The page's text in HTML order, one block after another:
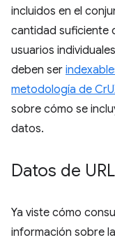
incluidos en el
cantidad suficiente
usuarios
deben ser
metodología de
sobre cómo se
datos.
Datos de
Ya viste cómo
información sobre